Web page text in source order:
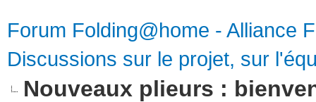
Forum Folding@home - Alliance
Discussions sur le projet, sur
Nouveaux plieurs :